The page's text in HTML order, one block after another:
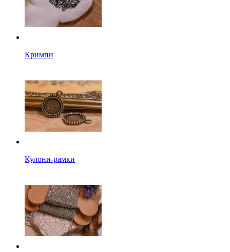
Кримпи
Кулони-рамки